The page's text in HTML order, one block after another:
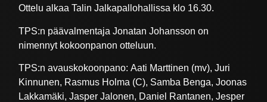
Ottelu alkaa Talin Jalkapallohallissa klo 16.30.
TPS:n päävalmentaja Jonatan Johansson on
nimennyt kokoonpanon otteluun.
TPS:n avauskokoonpano: Aati Marttinen (mv), Juri
Kinnunen, Rasmus Holma (C), Samba Benga, Joonas
Lakkamäki, Jasper Jalonen, Daniel Rantanen, Jesper